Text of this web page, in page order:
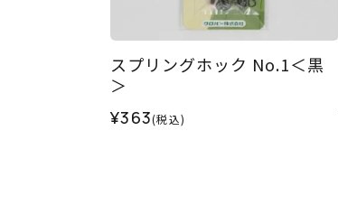
スプリングホック No.1＜黒
＞
¥363(税込)